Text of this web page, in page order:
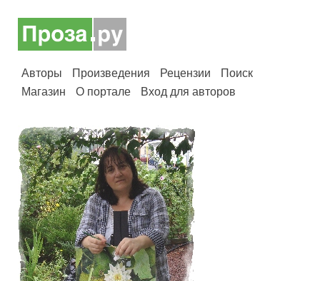
Авторы Произведения Рецензии
Поиск
Магазин
О портале Вход для авторов